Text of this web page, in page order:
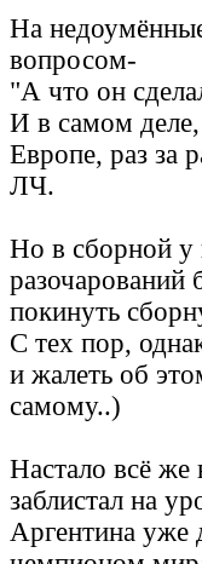
На
вопросом-
"А что он
И в самом
Европе, раз за
ЛЧ.
Но в сборной у
разочарований
покинуть
С тех пор,
и жалеть об
самому..)
Настало всё же
заблистал на
Аргентина уже